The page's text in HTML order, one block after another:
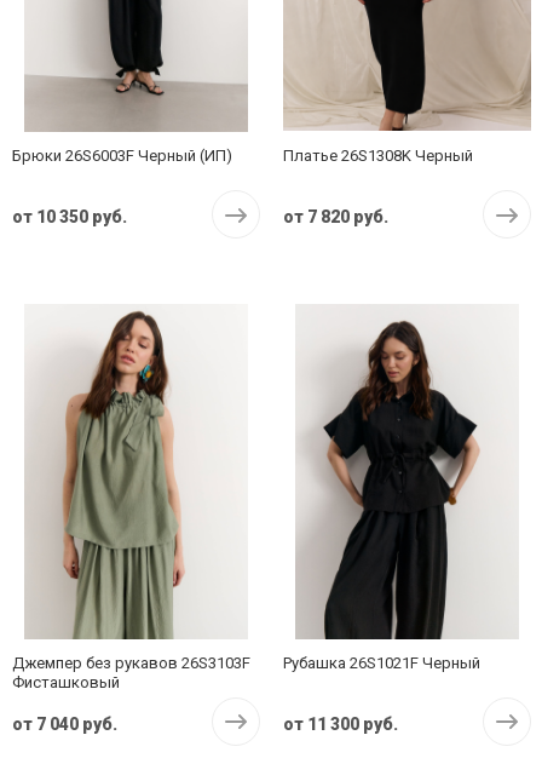
Брюки 26S6003F Черный (ИП)
от 10 350 руб.
Платье 26S1308K Черный
от 7 820 руб.
Джемпер без рукавов 26S3103F
Фисташковый
от 7 040 руб.
Рубашка 26S1021F Черный
от 11 300 руб.